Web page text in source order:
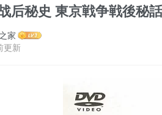
后秘史 東京戦争戦後秘
家
更新